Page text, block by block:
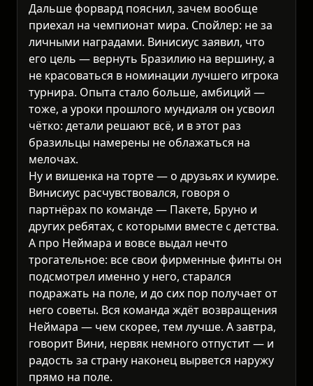
Дальше форвард пояснил, зачем вообще
приехал на чемпионат мира. Спойлер: не за
личными наградами. Винисиус заявил, что
его цель — вернуть Бразилию на вершину, а
не красоваться в номинации лучшего игрока
турнира. Опыта стало больше, амбиций —
тоже, а уроки прошлого мундиаля он усвоил
чётко: детали решают всё, и в этот раз
бразильцы намерены не облажаться на
мелочах.
Ну и вишенка на торте — о друзьях и кумире.
Винисиус расчувствовался, говоря о
партнёрах по команде — Пакете, Бруно и
других ребятах, с которыми вместе с детства.
А про Неймара и вовсе выдал нечто
трогательное: все свои фирменные финты он
подсмотрел именно у него, старался
подражать на поле, и до сих пор получает от
него советы. Вся команда ждёт возвращения
Неймара — чем скорее, тем лучше. А завтра,
говорит Вини, нервяк немного отпустит — и
радость за страну наконец вырвется наружу
прямо на поле.